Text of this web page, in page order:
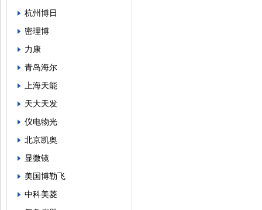
杭州博日
密理博
力康
青岛海尔
上海天能
天大天发
仪电物光
北京凯奥
显微镜
美国博勒飞
中科美菱